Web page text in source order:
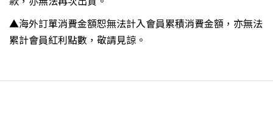
▲海外訂單消費金額恕無法計入會員累積消費金額，亦無法
累計會員紅利點數，敬請見諒。